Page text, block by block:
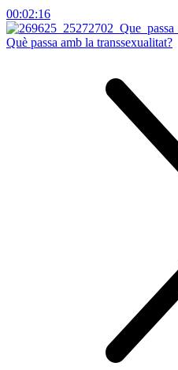
00:02:16
Què passa amb la transsexualitat?